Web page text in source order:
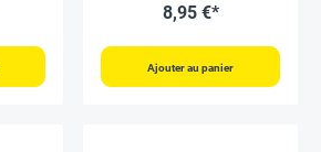
8,95 €*
Ajouter au panier